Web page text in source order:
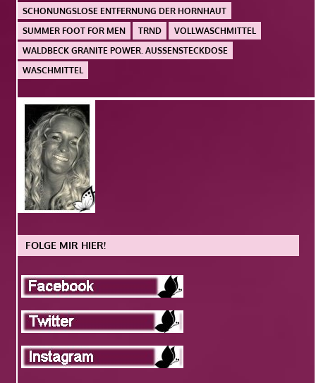
SCHONUNGSLOSE ENTFERNUNG DER HORNHAUT
SUMMER FOOT FOR MEN
TRND
VOLLWASCHMITTEL
WALDBECK GRANITE POWER. AUSSENSTECKDOSE
WASCHMITTEL
FOLGE MIR HIER!